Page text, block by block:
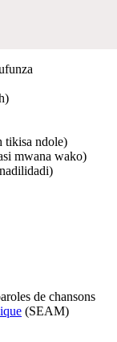
tikisa ndole)
mwana wako)
de chansons
(SEAM)